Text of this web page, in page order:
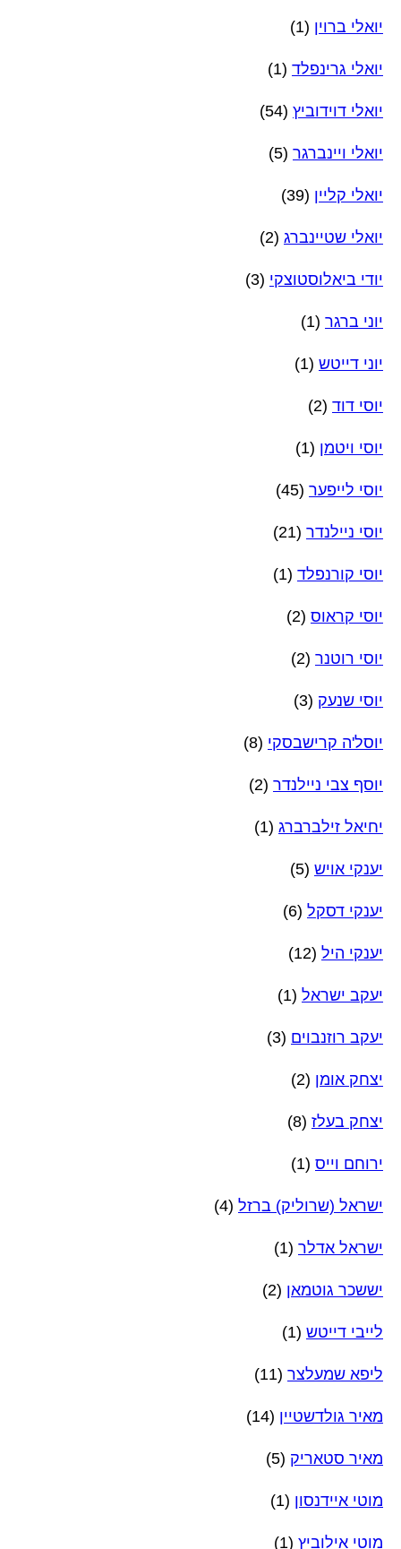
יואלי ברוין (1)
יואלי גרינפלד (1)
יואלי דוידוביץ (54)
יואלי ויינברגר (5)
יואלי קליין (39)
יואלי שטיינברג (2)
יודי ביאלוסטוצקי (3)
יוני ברגר (1)
יוני דייטש (1)
יוסי דוד (2)
יוסי ויטמן (1)
יוסי לייפער (45)
יוסי ניילנדר (21)
יוסי קורנפלד (1)
יוסי קראוס (2)
יוסי רוטנר (2)
יוסי שנעק (3)
יוסל'ה קרישבסקי (8)
יוסף צבי ניילנדר (2)
יחיאל זילברברג (1)
יענקי אויש (5)
יענקי דסקל (6)
יענקי היל (12)
יעקב ישראל (1)
יעקב רוזנבוים (3)
יצחק אומן (2)
יצחק בעלז (8)
ירוחם וייס (1)
ישראל (שרוליק) ברזל (4)
ישראל אדלר (1)
יששכר גוטמאן (2)
לייבי דייטש (1)
ליפא שמעלצר (11)
מאיר גולדשטיין (14)
מאיר סטאריק (5)
מוטי איידנסון (1)
מוטי אילוביץ (1)